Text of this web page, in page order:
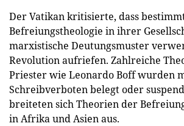
Der Vatikan kritisierte, dass
Befreiungstheologie in ihrer
marxistische Deutungsmuster
Revolution aufriefen. Zahlreiche
Priester wie Leonardo Boff wurden
Schreibverboten belegt oder
breiteten sich Theorien der
in Afrika und Asien aus.